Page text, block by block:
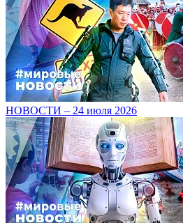
НОВОСТИ – 24 июля 2026